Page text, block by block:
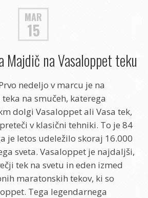
MAR
15
Majdič na Vasaloppet teku
nedeljo v marcu je na
na smučeh, katerega
dolgi Vasaloppet ali Vasa tek,
v klasični tehniki. To je 84
je letos udeležilo skoraj 16.000
sveta. Vasaloppet je najdaljši,
tek na svetu in eden izmed
maratonskih tekov, ki so
Tega legendarnega